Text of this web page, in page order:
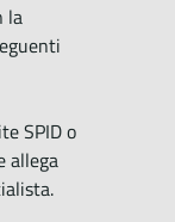
la
SPID o
allega